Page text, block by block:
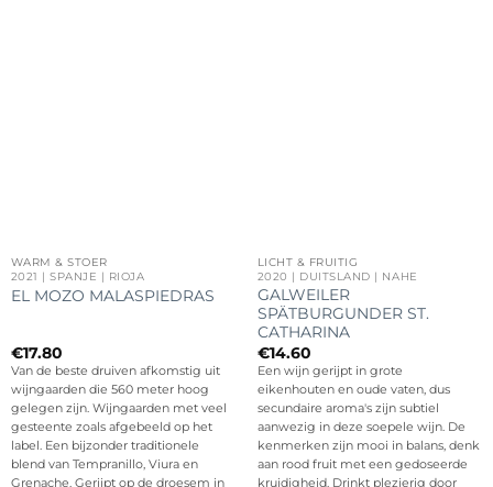
WARM & STOER
2021 | SPANJE | RIOJA
EL MOZO MALASPIEDRAS
€17.80
Van de beste druiven afkomstig uit
wijngaarden die 560 meter hoog
gelegen zijn. Wijngaarden met veel
gesteente zoals afgebeeld op het
label. Een bijzonder traditionele
blend van Tempranillo, Viura en
Grenache. Gerijpt op de droesem in
LICHT & FRUITIG
2020 | DUITSLAND | NAHE
GALWEILER
SPÄTBURGUNDER ST.
CATHARINA
€14.60
Een wijn gerijpt in grote
eikenhouten en oude vaten, dus
secundaire aroma's zijn subtiel
aanwezig in deze soepele wijn. De
kenmerken zijn mooi in balans, denk
aan rood fruit met een gedoseerde
kruidigheid. Drinkt plezierig door